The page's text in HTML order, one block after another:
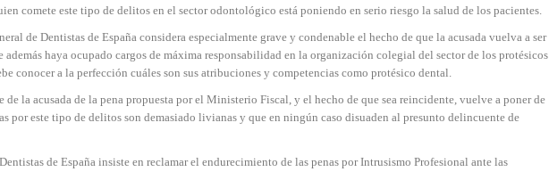
comete este tipo de delitos en el sector odontológico está poniendo en serio riesgo la salud de los pacientes.
de Dentistas de España considera especialmente grave y condenable el hecho de que la acusada vuelva a ser
haya ocupado cargos de máxima responsabilidad en la organización colegial del sector de los protésicos
conocer a la perfección cuáles son sus atribuciones y competencias como protésico dental.
de la acusada de la pena propuesta por el Ministerio Fiscal, y el hecho de que sea reincidente, vuelve a poner de
por este tipo de delitos son demasiado livianas y que en ningún caso disuaden al presunto delincuente de
de España insiste en reclamar el endurecimiento de las penas por Intrusismo Profesional ante las